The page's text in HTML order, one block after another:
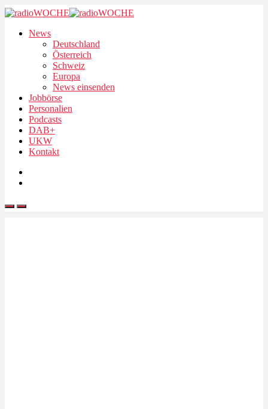
News
Deutschland
Österreich
Schweiz
Europa
News einsenden
Jobbörse
Personalien
Podcasts
DAB+
UKW
Kontakt